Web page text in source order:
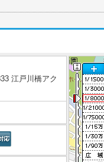
江戸川橋アク